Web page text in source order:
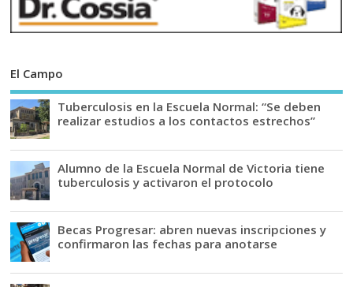
El Campo
Tuberculosis en la Escuela Normal: “Se deben
realizar estudios a los contactos estrechos”
Alumno de la Escuela Normal de Victoria tiene
tuberculosis y activaron el protocolo
Becas Progresar: abren nuevas inscripciones y
confirmaron las fechas para anotarse